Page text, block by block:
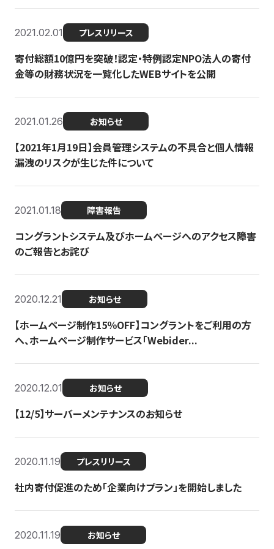
2021.02.01 プレスリリース
寄付総額10億円を突破！認定・特例認定NPO法人の寄付
金等の財務状況を一覧化したWEBサイトを公開
2021.01.26 お知らせ
【2021年1月19日】会員管理システムの不具合と個人情報
漏洩のリスクが生じた件について
2021.01.18 障害報告
コングラントシステム及びホームページへのアクセス障害
のご報告とお詫び
2020.12.21 お知らせ
【ホームページ制作15％OFF】コングラントをご利用の方
へ、ホームページ制作サービス「Webider...
2020.12.01 お知らせ
【12/5】サーバーメンテナンスのお知らせ
2020.11.19 プレスリリース
社内寄付促進のため「企業向けプラン」を開始しました
2020.11.19 お知らせ